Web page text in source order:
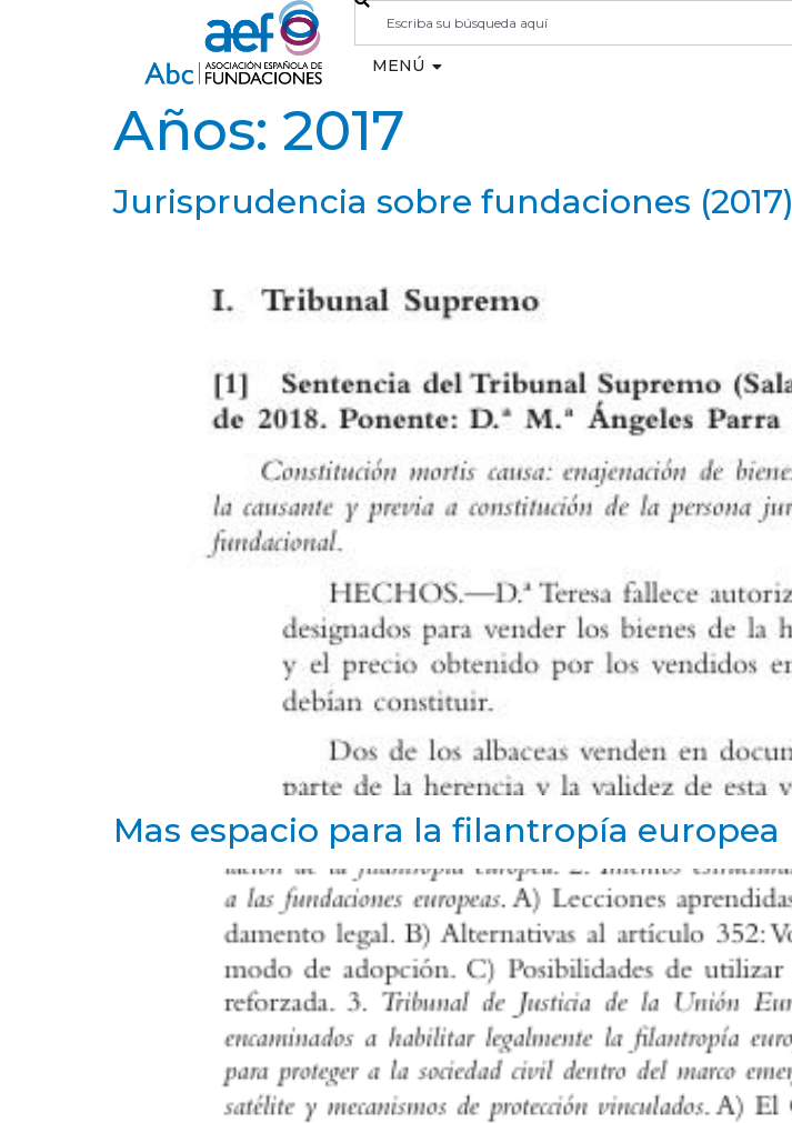
MENÚ
Años: 2017
Jurisprudencia sobre fundaciones (2017)
Mas espacio para la filantropía europea